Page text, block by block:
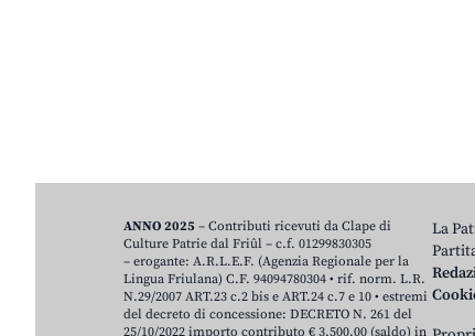
La
ANNO 2025 – Contributi ricevuti da Clape di
Culture Patrie dal Friûl – c.f. 01299830305
– erogante: A.R.L.E.F. (Agenzia Regionale per la
Lingua Friulana) C.F. 94094780304 • rif. norm. L.R.
N.29/2007 ART.23 c.2 bis e ART.24 c.7 e 10 • estremi
del decreto di concessione: DECRETO N. 261 del
25/10/2022 importo contributo € 3.500,00 (saldo) in